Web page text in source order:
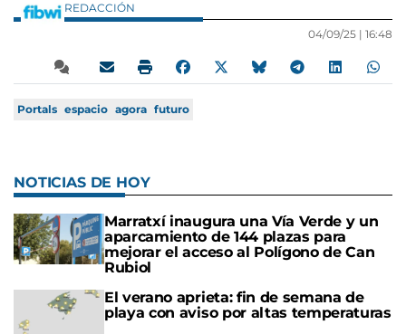
REDACCIÓN
04/09/25 | 16:48
Portals espacio agora futuro
NOTICIAS DE HOY
Marratxí inaugura una Vía Verde y un
aparcamiento de 144 plazas para
mejorar el acceso al Polígono de Can
Rubiol
El verano aprieta: fin de semana de
playa con aviso por altas temperaturas